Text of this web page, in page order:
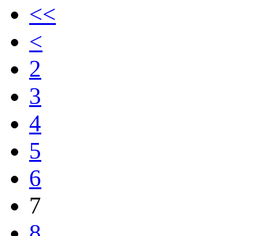
<<
<
2
3
4
5
6
7